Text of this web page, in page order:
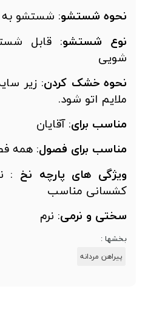
نحوهشستشو: شستشو به
شستشو: قابل
شویی
نحوه خشک کردن: زیر سایه
ملایم اتو شود.
مناسببرای : آقایان
مناسببرای فصول: همه
های پارچه نخ : نرم
کشسانی مناسب
سختیونرمی: نرم
بخشها :
پیراهن مردانه